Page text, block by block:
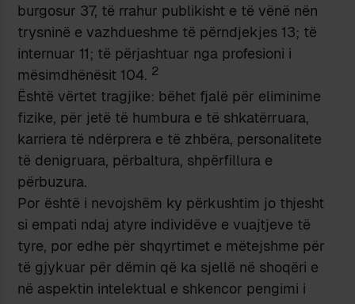
burgosur 37, të rrahur publikisht e të vënë nën
trysninë e vazhdueshme të përndjekjes 13; të
internuar 11; të përjashtuar nga profesioni i
mësimdhënësit 104. 2
Është vërtet tragjike: bëhet fjalë për eliminime
fizike, për jetë të humbura e të shkatërruara,
karriera të ndërprera e të zhbëra, personalitete
të denigruara, përbaltura, shpërfillura e
përbuzura.
Por është i nevojshëm ky përkushtim jo thjesht
si empati ndaj atyre individëve e vuajtjeve të
tyre, por edhe për shqyrtimet e mëtejshme për
të gjykuar për dëmin që ka sjellë në shoqëri e
në aspektin intelektual e shkencor pengimi i